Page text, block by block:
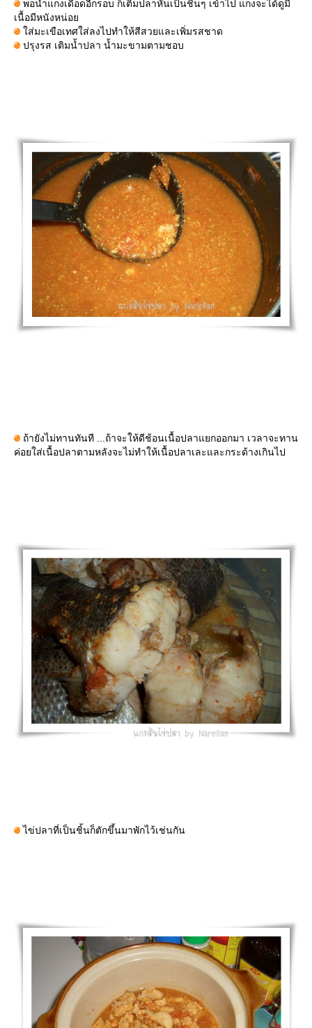
พอน้ำแกงเดือดอีกรอบ ก็เติมปลาหั่นเป็นชิ้นๆ เข้าไป แกงจะได้ดูมี
เนื้อมีหนังหน่อ
ส่มะเขือเทศใส่ลงไปทำให้สีสวยและเพิ่มรสชาด
ปรุงรส เติมน้ำปลา น้ำมะขามตามชอบ
ถ้ายังไม่ทานทันที ...ถ้าจะให้ดีช้อนเนื้อปลาแยกออกมา เวลาจะทาน
ค่อยใส่เนื้อปลาตามหลังจะไม่ทำให้เนื้อปลาเละและกระด้างเกินไป
ไข่ปลาที่เป็นชิ้นก็ตักขึ้นมาพักไว้เช่นกัน